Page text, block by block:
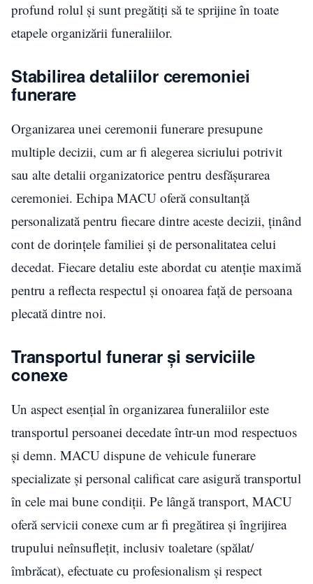
profund rolul și sunt pregătiți să te sprijine în toate
etapele organizării funeraliilor.
Stabilirea detaliilor ceremoniei
funerare
Organizarea unei ceremonii funerare presupune
multiple decizii, cum ar fi alegerea sicriului potrivit
sau alte detalii organizatorice pentru desfășurarea
ceremoniei. Echipa MACU oferă consultanță
personalizată pentru fiecare dintre aceste decizii, ținând
cont de dorințele familiei și de personalitatea celui
decedat. Fiecare detaliu este abordat cu atenție maximă
pentru a reflecta respectul și onoarea față de persoana
plecată dintre noi.
Transportul funerar și serviciile
conexe
Un aspect esențial în organizarea funeraliilor este
transportul persoanei decedate într-un mod respectuos
și demn. MACU dispune de vehicule funerare
specializate și personal calificat care asigură transportul
în cele mai bune condiții. Pe lângă transport, MACU
oferă servicii conexe cum ar fi pregătirea și îngrijirea
trupului neînsuflețit, inclusiv toaletare (spălat/
îmbrăcat), efectuate cu profesionalism și respect